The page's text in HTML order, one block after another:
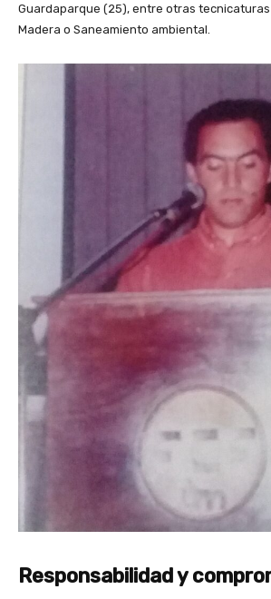
Guardaparque (25), entre otras
Madera o Saneamiento ambiental.
Responsabilidad y